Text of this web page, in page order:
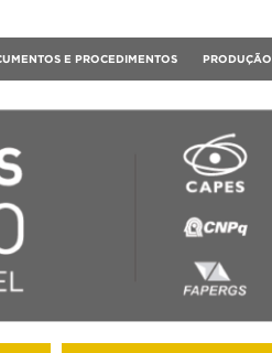
E PROCEDIMENTOS PRODUÇÃO